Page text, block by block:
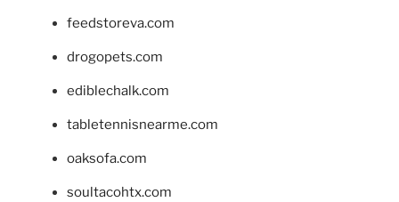
feedstoreva.com
drogopets.com
ediblechalk.com
tabletennisnearme.com
oaksofa.com
soultacohtx.com